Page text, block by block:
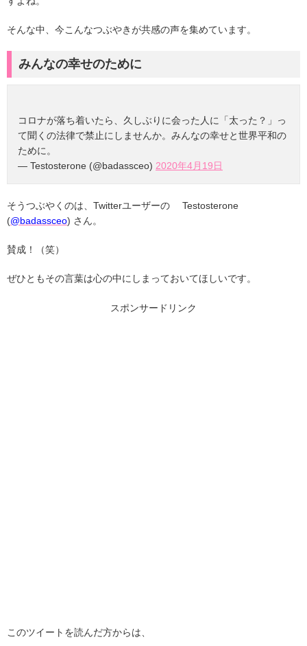
そんな中、今こんなつぶやきが共感の声を集めています。
みんなの幸せのために
コロナが落ち着いたら、久しぶりに会った人に「太った？」っ
て聞くの法律で禁止にしませんか。みんなの幸せと世界平和の
ために。
— Testosterone (@badassceo) 2020年4月19日
そうつぶやくのは、Twitterユーザーの Testosterone
(@badassceo) さん。
賛成！（笑）
ぜひともその言葉は心の中にしまっておいてほしいです。
スポンサードリンク
このツイートを読んだ方からは、